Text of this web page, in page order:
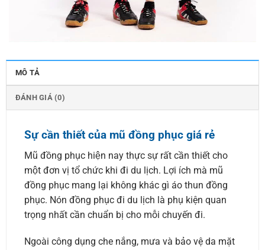
MÔ TẢ
ĐÁNH GIÁ (0)
Sự cần thiết của mũ đồng phục giá rẻ
Mũ đồng phục hiện nay thực sự rất cần thiết cho
một đơn vị tổ chức khi đi du lịch. Lợi ích mà mũ
đồng phục mang lại không khác gì áo thun đồng
phục. Nón đồng phục đi du lịch là phụ kiện quan
trọng nhất cần chuẩn bị cho mỗi chuyến đi.
Ngoài công dụng che nắng, mưa và bảo vệ da mặt